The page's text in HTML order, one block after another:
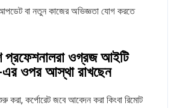
বা নতুন কাজের অভিজ্ঞতা যোগ করতে
প্রফেশনালরা ওগ্রজ আইটি
ওপর আস্থা রাখছেন
শুরু করা, কর্পোরেট জবে আবেদন করা কিংবা রিমোট